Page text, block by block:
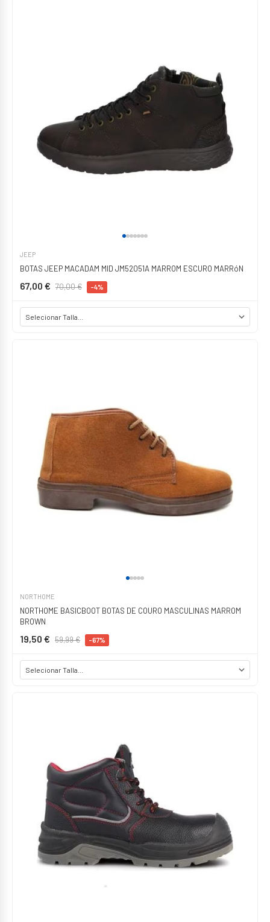
JEEP
BOTAS JEEP MACADAM MID JM52051A MARROM ESCURO MARRóN
67,00 € 70,00 € -4%
NORTHOME
NORTHOME BASICBOOT BOTAS DE COURO MASCULINAS MARROM
BROWN
19,50 € 59,99 € -67%